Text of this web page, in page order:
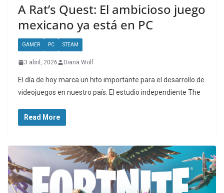
A Rat’s Quest: El ambicioso juego
mexicano ya está en PC
GAMER PC STEAM
3 abril, 2026 Diana Wolf
El día de hoy marca un hito importante para el desarrollo de
videojuegos en nuestro país. El estudio independiente The
Read More